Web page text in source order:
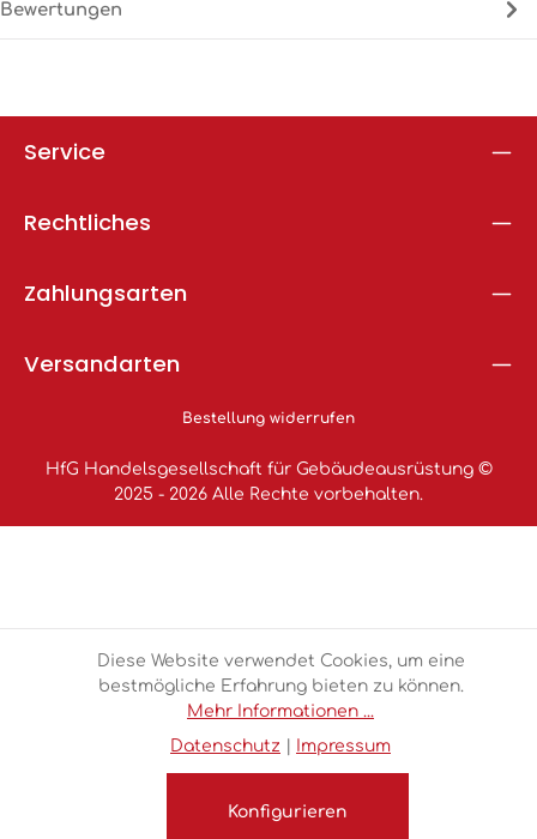
Bewertungen
Service
Rechtliches
Zahlungsarten
Versandarten
Bestellung widerrufen
HfG Handelsgesellschaft für Gebäudeausrüstung ©
2025 - 2026 Alle Rechte vorbehalten.
Diese Website verwendet Cookies, um eine
bestmögliche Erfahrung bieten zu können.
Mehr Informationen ...
Datenschutz
Impressum
Konfigurieren